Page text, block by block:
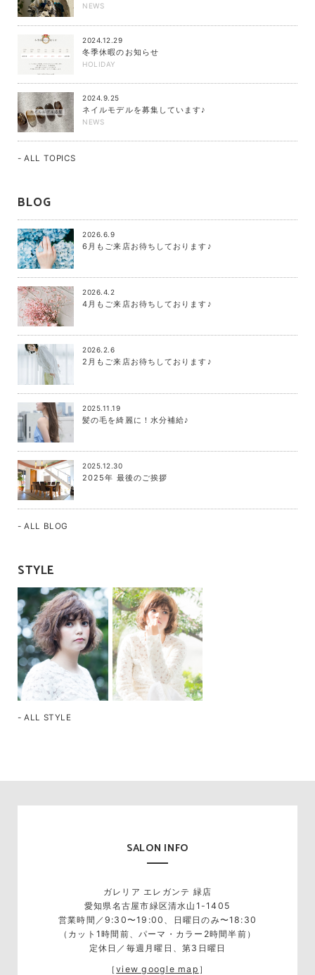
NEWS
2024.12.29
冬季休暇のお知らせ
HOLIDAY
2024.9.25
ネイルモデルを募集しています♪
NEWS
- ALL TOPICS
BLOG
2026.6.9
6月もご来店お待ちしております♪
2026.4.2
4月もご来店お待ちしております♪
2026.2.6
2月もご来店お待ちしております♪
2025.11.19
髪の毛を綺麗に！水分補給♪
2025.12.30
2025年 最後のご挨拶
- ALL BLOG
STYLE
- ALL STYLE
SALON INFO
ガレリア エレガンテ 緑店
愛知県名古屋市緑区清水山1-1405
営業時間／9:30〜19:00、日曜日のみ〜18:30
（カット1時間前、パーマ・カラー2時間半前）
定休日／毎週月曜日、第3日曜日
［view google map ］